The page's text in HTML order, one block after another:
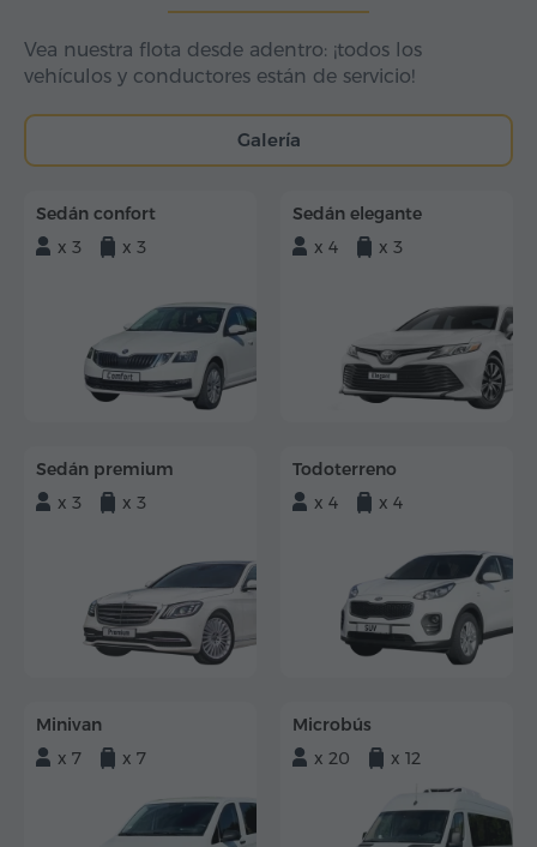
Vea nuestra flota desde adentro: ¡todos los
vehículos y conductores están de servicio!
Galería
Sedán confort
x 3
x 3
Sedán elegante
x 4
x 3
Sedán premium
x 3
x 3
Todoterreno
x 4
x 4
Minivan
x 7
x 7
Microbús
x 20
x 12